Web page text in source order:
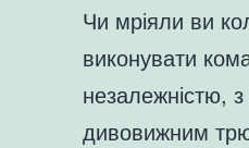
Чи мріяли ви
виконувати
незалежністю,
дивовижним